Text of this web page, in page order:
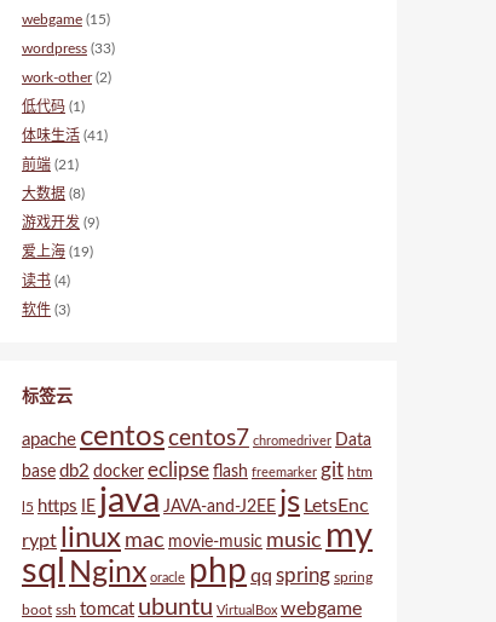
webgame (15)
wordpress (33)
work-other(2)
低代码 (1)
体味生活 (41)
前端 (21)
大数据 (8)
游戏开发 (9)
爱上海 (19)
读书 (4)
软件 (3)
标签云
apache centoscentos7 chromedriver Data
base db2 docker eclipse flash freemarker git htm
l5 https IE java JAVA-and-J2EE js LetsEnc
rypt
linux mac movie-music music my
sql Nginx oracle php qq spring spring
boot ssh tomcat ubuntu VirtualBox webgame